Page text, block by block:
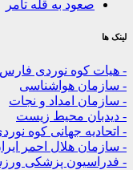
به قله تامر
نوردی فارس
و نجات
زیست
کوه نوردی
احمر ایران
پزشکی ورزشی ج.ا.ا